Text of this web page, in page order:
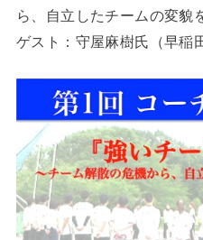
ら、自立したチームの変貌
ゲスト：守屋麻樹氏（早稲